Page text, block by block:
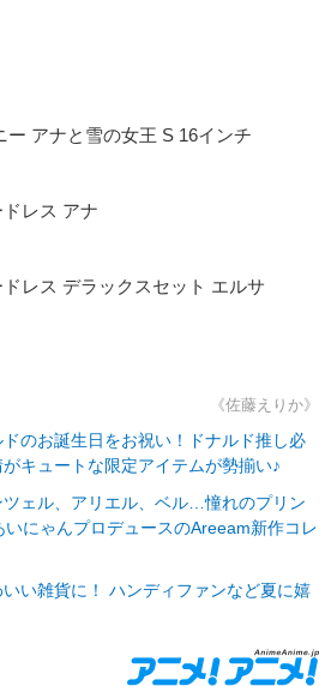
ー アナと雪の女王 S 16インチ
レス アナ
レス デラックスセット エルサ
《佐藤えりか》
ドのお誕生日をお祝い！ドナルド推し必
キュートな限定アイテムが勢揃い♪
ツェル、アリエル、ベル…憧れのプリン
にゃんプロデュースのAreeam新作コレ
いい雑貨に！ ハンディファンなど夏に嬉